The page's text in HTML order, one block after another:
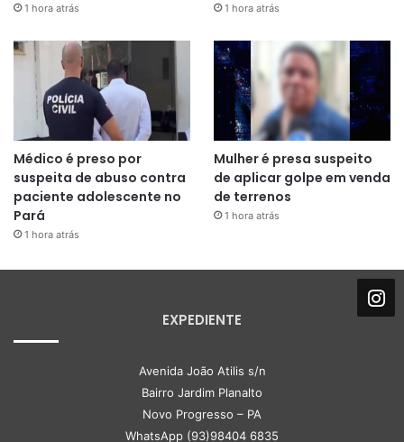
1 hora atrás 1 hora atrás
Médico é preso por
suspeita de abuso contra
paciente adolescente no
Pará
1 hora atrás
Mulher é presa suspeito
de aplicar golpe em venda
de terrenos
1 hora atrás
EXPEDIENTE
Avenida João Atilis s/n
Bairro Jardim Planalto
Novo Progresso – PA
WhatsApp (93)98404 6835